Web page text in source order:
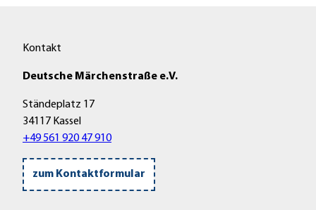
Kontakt
Deutsche Märchenstraße e.V.
Ständeplatz 17
34117 Kassel
+49 561 920 47 910
zum Kontaktformular